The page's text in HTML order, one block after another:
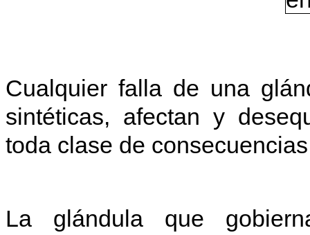
Cualquier falla de una
sintéticas, afectan y
toda clase de
La glándula que